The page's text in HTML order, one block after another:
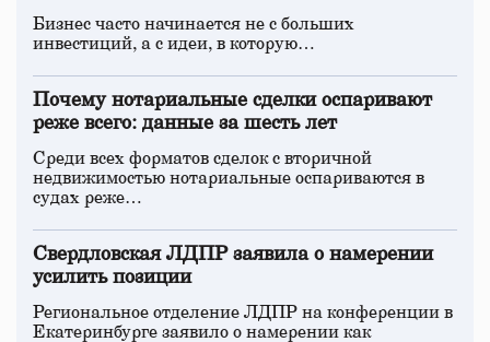
Бизнес часто начинается не с больших
инвестиций, а с идеи, в которую…
Почему нотариальные сделки оспаривают
реже всего: данные за шесть лет
Среди всех форматов сделок с вторичной
недвижимостью нотариальные оспариваются в
судах реже…
Свердловская ЛДПР заявила о намерении
усилить позиции
Региональное отделение ЛДПР на конференции в
Екатеринбурге заявило о намерении как